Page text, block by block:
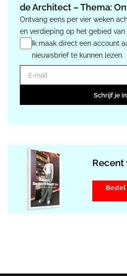
de Architect – Thema:
Ontvang eens per vier weken
en verdieping op het gebied van
Ik maak direct een account
nieuwsbrief te kunnen lezen.
E-mail
Schrijf je
Recent
Bestel